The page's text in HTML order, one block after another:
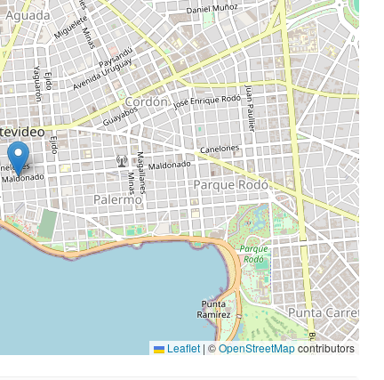
Leaflet | ©OpenStreetMapcontributors